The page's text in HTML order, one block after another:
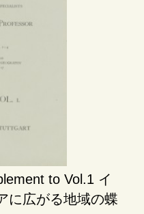
to Vol.1 イ
に広がる地域の蝶